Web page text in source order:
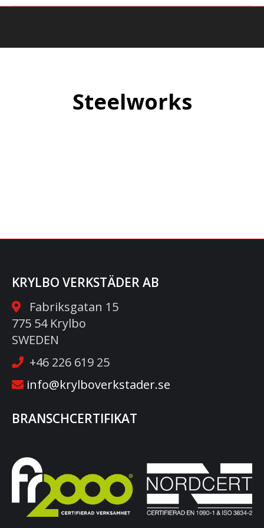
Steelworks
KRYLBO VERKSTÄDER AB
Fabriksgatan 15
775 54 Krylbo
SWEDEN
+46 226 619 25
info@krylboverkstader.se
BRANSCHCERTIFIKAT